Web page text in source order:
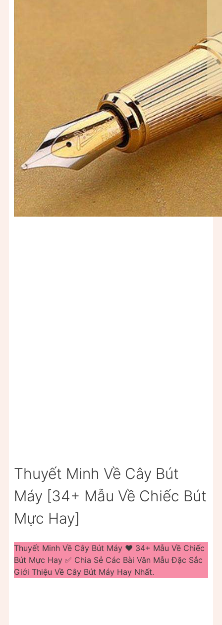
Thuyết Minh Về Cây Bút
Máy [34+ Mẫu Về Chiếc Bút
Mực Hay]
Thuyết Minh Về Cây Bút Máy ❤️️ 34+ Mẫu Về Chiếc
Bút Mực Hay ✅ Chia Sẻ Các Bài Văn Mẫu Đặc Sắc
Giới Thiệu Về Cây Bút Máy Hay Nhất.